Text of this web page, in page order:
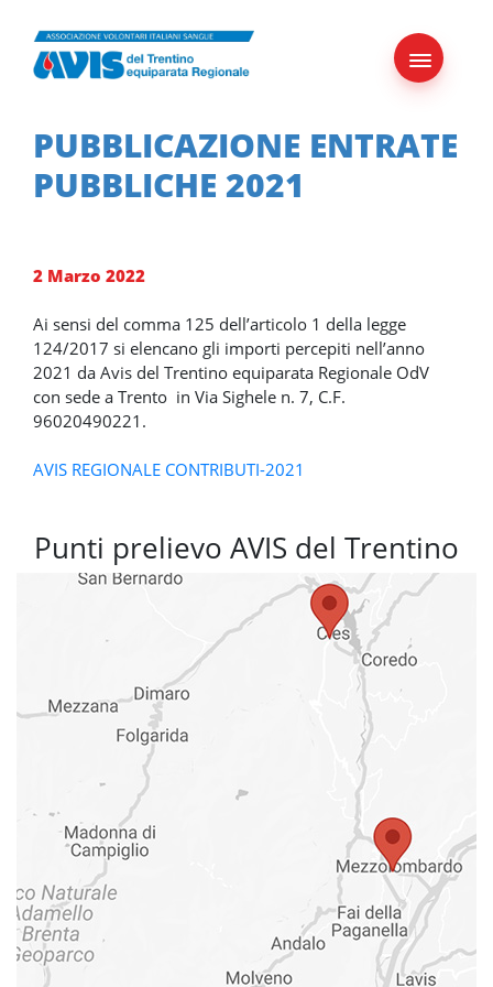
Skip
content
PUBBLICAZIONE ENTRATE
PUBBLICHE 2021
2 Marzo 2022
Ai sensi del comma 125 dell’articolo 1 della legge
124/2017 si elencano gli importi percepiti nell’anno
2021 da Avis del Trentino equiparata Regionale OdV
con sede a Trento in Via Sighele n. 7, C.F.
96020490221.
AVIS REGIONALE CONTRIBUTI-2021
Punti prelievo AVIS del Trentino